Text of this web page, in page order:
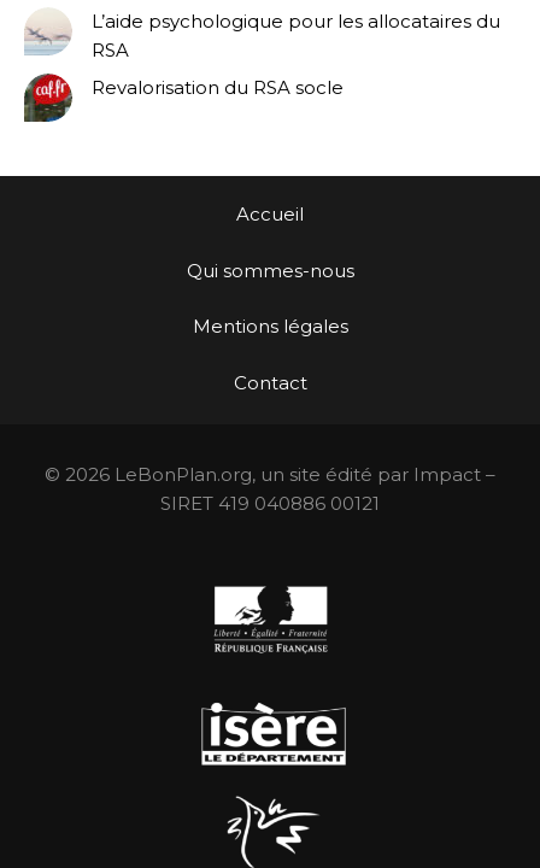
L’aide psychologique pour les allocataires du
RSA
Revalorisation du RSA socle
Accueil
Qui sommes-nous
Mentions légales
Contact
© 2026 LeBonPlan.org, un site édité par Impact –
SIRET 419 040886 00121